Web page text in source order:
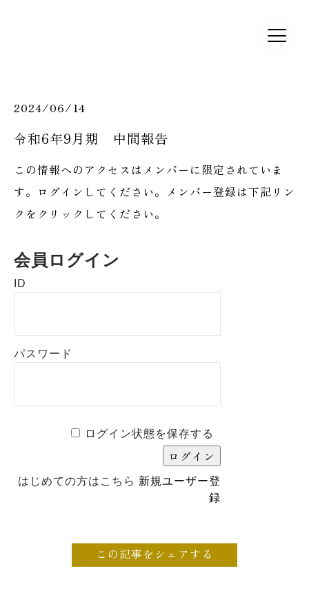
2024/06/14
​令和6年9月期 中間報告
この情報へのアクセスはメンバーに限定されていま
す。ログインしてください。メンバー登録は下記リン
クをクリックしてください。
会員ログイン
ID
パスワード
ログイン状態を保存する
はじめての方はこちら 新規ユーザー登
録
この記事をシェアする